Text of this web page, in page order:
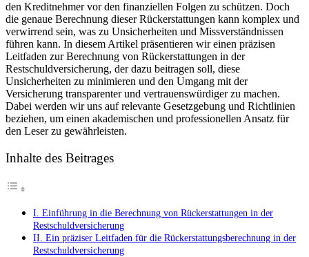
der
Ein
präziser
Leitfaden
den Kreditnehmer vor den finanziellen Folgen zu schützen. ‍Doch⁢
die genaue Berechnung ⁢dieser Rückerstattungen kann komplex ‍und
verwirrend⁤ sein, was zu Unsicherheiten und ⁢Missverständnissen
führen kann. In diesem⁤ Artikel ⁣präsentieren wir einen präzisen
Leitfaden zur Berechnung⁣ von Rückerstattungen‌ in der
Restschuldversicherung, der dazu beitragen soll, diese
Unsicherheiten‍ zu minimieren und den Umgang mit der
Versicherung transparenter ⁤und vertrauenswürdiger⁤ zu machen.
Dabei werden wir uns auf relevante Gesetzgebung und⁤ Richtlinien⁣
beziehen, um ‍einen akademischen ‌und‍ professionellen ⁢Ansatz‌ für
den Leser​ zu‍ gewährleisten.
Inhalte des Beitrages
I. Einführung in die⁣ Berechnung von⁤ Rückerstattungen in der
Restschuldversicherung
II.‌ Ein⁤ präziser⁢ Leitfaden für die Rückerstattungsberechnung in der
Restschuldversicherung